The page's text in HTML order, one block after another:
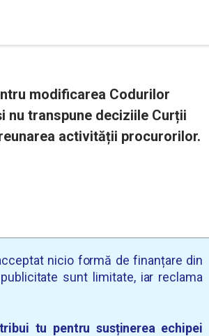
modificarea Codurilor
nu transpune deciziile Curții
activității procurorilor.
nicio formă de finanțare din
sunt limitate, iar reclama
tu pentru susținerea echipei